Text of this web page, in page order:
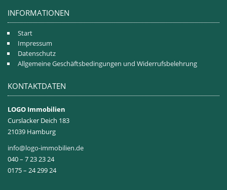
INFORMATIONEN
Start
Impressum
Datenschutz
Allgemeine Geschäftsbedingungen und Widerrufsbelehrung
KONTAKTDATEN
LOGO Immobilien
Curslacker Deich 183
21039 Hamburg
info@logo-immobilien.de
040 – 7 23 23 24
0175 – 24 299 24